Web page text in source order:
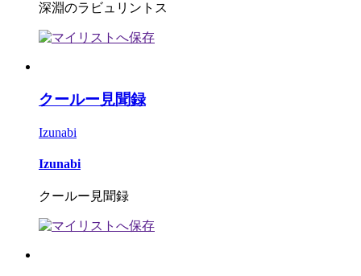
深淵のラビュリントス
クールー見聞録
Izunabi
Izunabi
クールー見聞録